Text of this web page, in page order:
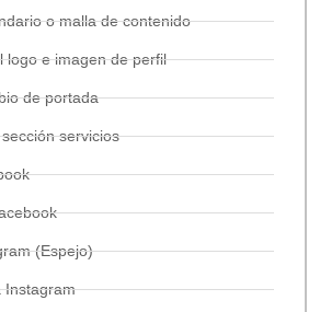
o malla de contenido
logo e imagen de perfil
de portada
servicios
(Espejo)
Instagram